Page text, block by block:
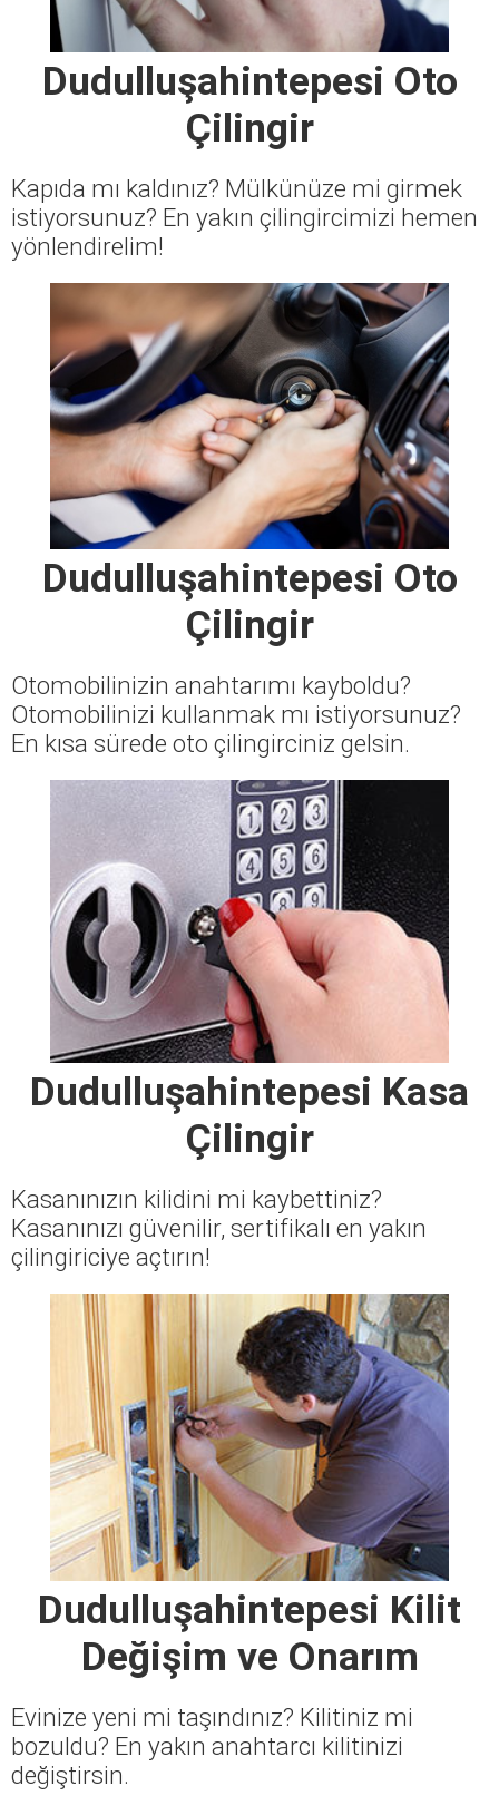
Dudulluşahintepesi Oto
Çilingir
Kapıda mı kaldınız? Mülkünüze mi girmek
istiyorsunuz? En yakın çilingircimizi hemen
yönlendirelim!
Dudulluşahintepesi Oto
Çilingir
Otomobilinizin anahtarımı kayboldu?
Otomobilinizi kullanmak mı istiyorsunuz?
En kısa sürede oto çilingirciniz gelsin.
Dudulluşahintepesi Kasa
Çilingir
Kasanınızın kilidini mi kaybettiniz?
Kasanınızı güvenilir, sertifikalı en yakın
çilingiriciye açtırın!
Dudulluşahintepesi Kilit
Değişim ve Onarım
Evinize yeni mi taşındınız? Kilitiniz mi
bozuldu? En yakın anahtarcı kilitinizi
değiştirsin.